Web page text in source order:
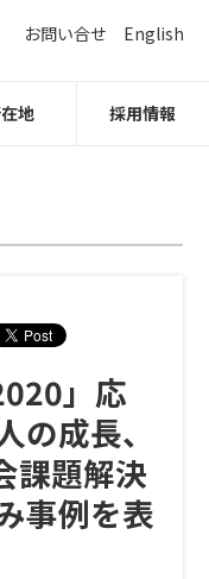
地 採用情報
お問い合せ English
」応
の成長、
課題解決
事例を表